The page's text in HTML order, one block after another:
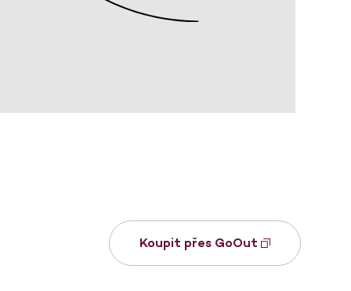
Koupit přes GoOut